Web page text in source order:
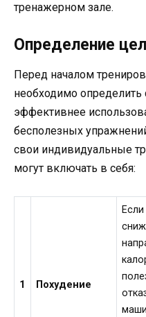
тренажерном зале.
Определение
Перед началом
необходимо определить
эффективнее
бесполезных
свои индивидуальные
могут включать в себя:
1 Похудение